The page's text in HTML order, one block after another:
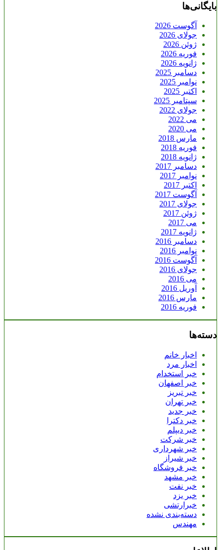
بایگانی‌ها
آگوست 2026
جولای 2026
ژوئن 2026
فوریه 2026
ژانویه 2026
دسامبر 2025
نوامبر 2025
اکتبر 2025
سپتامبر 2025
جولای 2022
می 2022
می 2020
مارس 2018
فوریه 2018
ژانویه 2018
دسامبر 2017
نوامبر 2017
اکتبر 2017
آگوست 2017
جولای 2017
ژوئن 2017
می 2017
ژانویه 2017
دسامبر 2016
نوامبر 2016
آگوست 2016
جولای 2016
می 2016
آوریل 2016
مارس 2016
فوریه 2016
دسته‌ها
اخبار خانم
اخبار مرد
خبر استخدام
خبر اصفهان
خبر تبریز
خبر تهران
خبر جدید
خبر دکترا
خبر دیپلم
خبر شرکت
خبر شهرداری
خبر شیراز
خبر فروشگاه
خبر مشهد
خبر نفت
خبر یزد
خبرارتشی
دسته‌بندی نشده
مهندس